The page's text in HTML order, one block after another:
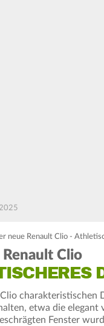
neue Renault Clio -
Renault Clio
charakteristischen
etwa die
Fenster